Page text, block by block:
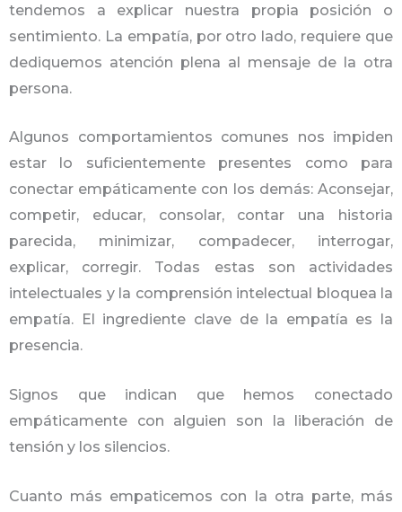
tendemos a explicar nuestra propia posición o
sentimiento. La empatía, por otro lado, requiere que
dediquemos atención plena al mensaje de la otra
persona.
Algunos comportamientos comunes nos impiden
estar lo suficientemente presentes como para
conectar empáticamente con los demás: Aconsejar,
competir, educar, consolar, contar una historia
parecida, minimizar, compadecer, interrogar,
explicar, corregir. Todas estas son actividades
intelectuales y la comprensión intelectual bloquea la
empatía. El ingrediente clave de la empatía es la
presencia.
Signos que indican que hemos conectado
empáticamente con alguien son la liberación de
tensión y los silencios.
Cuanto más empaticemos con la otra parte, más